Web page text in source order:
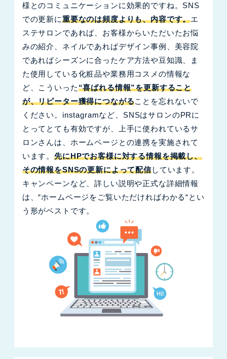
様とのコミュニケーションに効果的ですね。SNS
での更新に重要なのは頻度よりも、内容です。エ
ステサロンであれば、お客様からいただいたお悩
みの紹介、ネイルであればデザイン事例、美容院
であればシーズンに合ったケア方法や豆知識、ま
た使用している化粧品や業務用コスメの情報な
ど、こういった“喜ばれる情報”を更新すること
が、リピーター獲得につながることを忘れないで
ください。instagramなど、SNSはサロンのPRに
とってとても有効ですが、上手に使われているサ
ロンさんは、ホームページとの連携を実施されて
います。先にHPでお客様に対する情報を掲載し、
その情報をSNSの更新によって配信しています。
キャンペーンなど、詳しい説明や正式な詳細情報
は、“ホームページをご覧いただければわかる“とい
う形がベストです。